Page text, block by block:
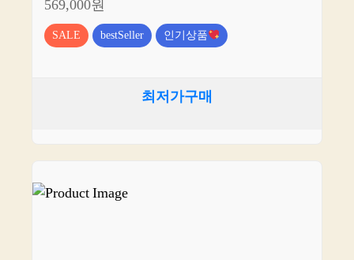
569,000원
SALE bestSeller 인기상품
최저가구매